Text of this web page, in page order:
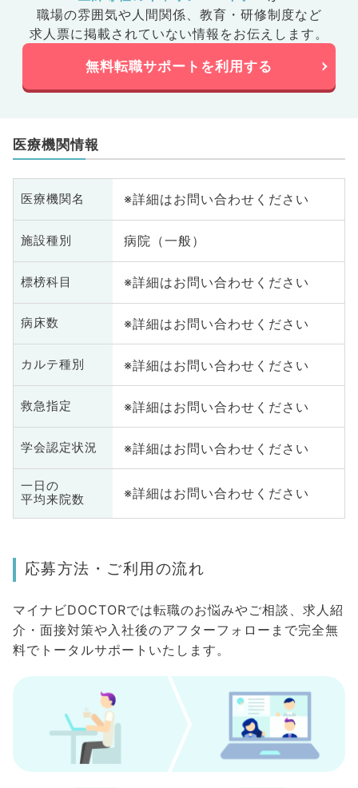
職場の雰囲気や人間関係、 教育・研修制度など
求人票に掲載されていない情報をお伝えします。
無料転職サポートを利用する
医療機関情報
医療機関名 ※詳細はお問い合わせください
施設種別 病院（一般）
標榜科目 ※詳細はお問い合わせください
病床数 ※詳細はお問い合わせください
カルテ種別 ※詳細はお問い合わせください
救急指定 ※詳細はお問い合わせください
学会認定状況 ※詳細はお問い合わせください
一日の
平均来院数
※詳細はお問い合わせください
応募方法・ご利用の流れ
マイナビDOCTORでは転職のお悩みやご相談、求人紹
介・面接対策や入社後のアフターフォローまで完全無
料でトータルサポートいたします。